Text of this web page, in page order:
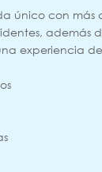
único con
además
experiencia